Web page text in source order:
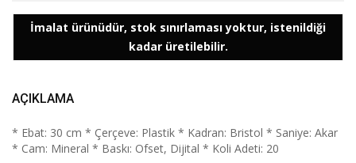
İmalat ürünüdür, stok sınırlaması yoktur, istenildiği
kadar üretilebilir.
AÇIKLAMA
* Ebat: 30 cm * Çerçeve: Plastik * Kadran: Bristol * Saniye: Akar
* Cam: Mineral * Baskı: Ofset, Dijital * Koli Adeti: 20